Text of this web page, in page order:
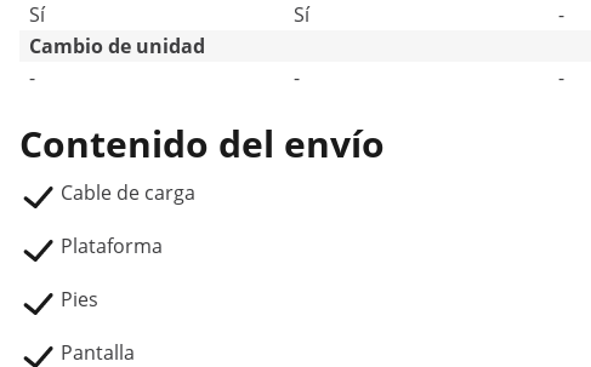
Sí
Sí -
Cambio de unidad
-
- -
Contenido del envío
Cable de carga
Plataforma
Pies
Pantalla